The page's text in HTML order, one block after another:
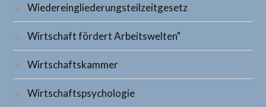
Wiedereingliederungsteilzeitgesetz
Wirtschaft fördert Arbeitswelten"
Wirtschaftskammer
Wirtschaftspsychologie